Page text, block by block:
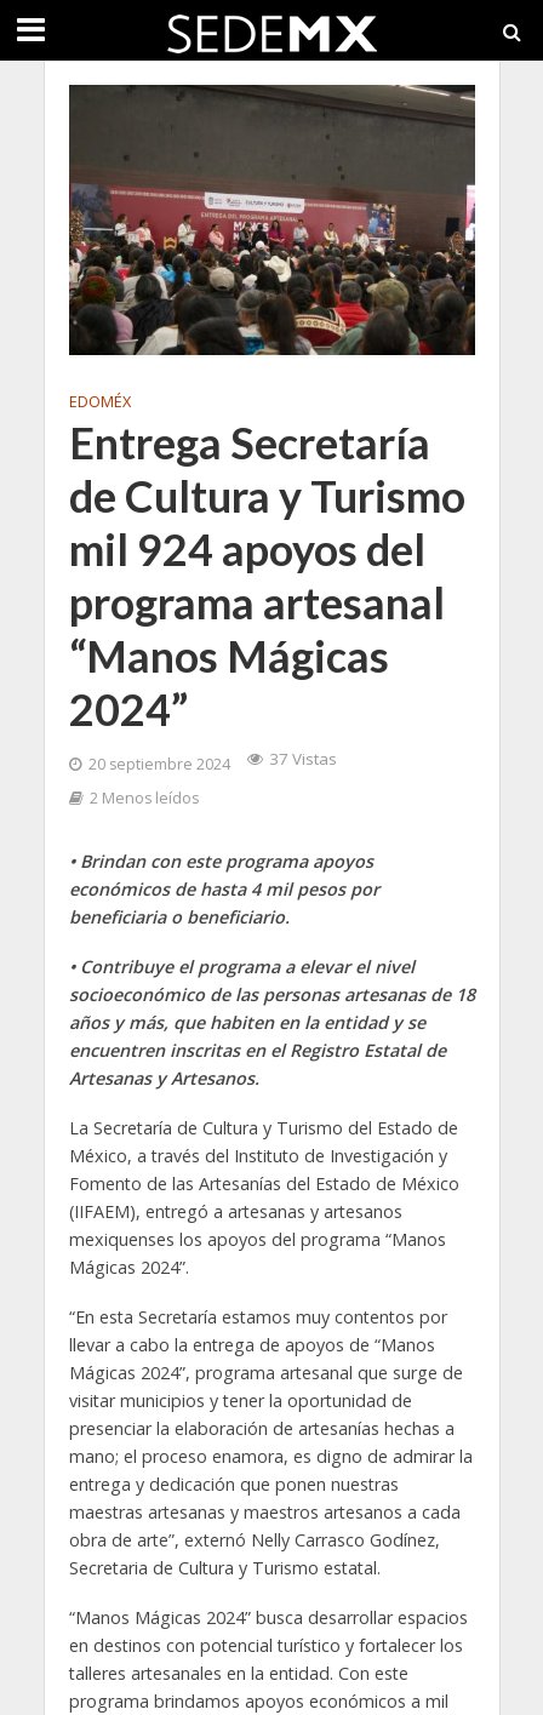
EDOMÉX
Entrega Secretaría
de Cultura y Turismo
mil 924 apoyos del
programa artesanal
“Manos Mágicas
2024”
20 septiembre 2024 37 Vistas
2 Menos leídos
• Brindan con este programa apoyos
económicos de hasta 4 mil pesos por
beneficiaria o beneficiario.
• Contribuye el programa a elevar el nivel
socioeconómico de las personas artesanas de 18
años y más, que habiten en la entidad y se
encuentren inscritas en el Registro Estatal de
Artesanas y Artesanos.
La Secretaría de Cultura y Turismo del Estado de
México, a través del Instituto de Investigación y
Fomento de las Artesanías del Estado de México
(IIFAEM), entregó a artesanas y artesanos
mexiquenses los apoyos del programa “Manos
Mágicas 2024”.
“En esta Secretaría estamos muy contentos por
llevar a cabo la entrega de apoyos de “Manos
Mágicas 2024”, programa artesanal que surge de
visitar municipios y tener la oportunidad de
presenciar la elaboración de artesanías hechas a
mano; el proceso enamora, es digno de admirar la
entrega y dedicación que ponen nuestras
maestras artesanas y maestros artesanos a cada
obra de arte”, externó Nelly Carrasco Godínez,
Secretaria de Cultura y Turismo estatal.
“Manos Mágicas 2024” busca desarrollar espacios
en destinos con potencial turístico y fortalecer los
talleres artesanales en la entidad. Con este
programa brindamos apoyos económicos a mil